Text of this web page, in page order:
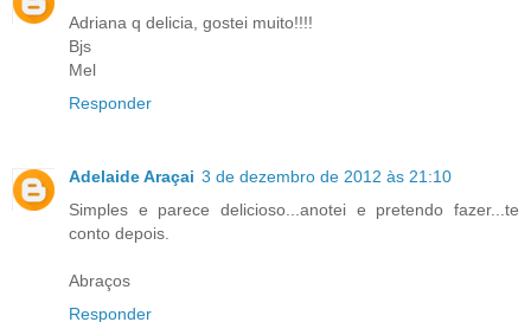
Adriana q delicia, gostei muito!!!!
Bjs
Mel
Responder
Adelaide Araçai 3 de dezembro de 2012 às 21:10
Simples e parece delicioso...anotei e pretendo fazer...te
conto depois.
Abraços
Responder